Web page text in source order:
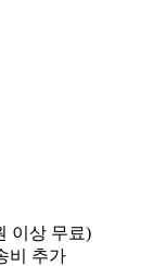
이상 무료)
비 추가